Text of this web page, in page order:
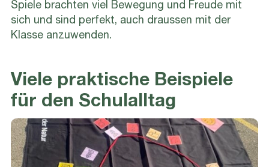
Spiele brachten viel Bewegung und Freude mit
sich und sind perfekt, auch draussen mit der
Klasse anzuwenden.
Viele praktische Beispiele
für den Schulalltag